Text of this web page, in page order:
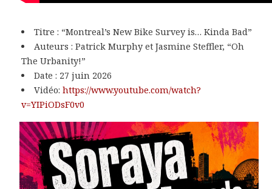
Titre : “Montreal’s New Bike Survey is… Kinda Bad”
Auteurs : Patrick Murphy et Jasmine Steffler, “Oh
The Urbanity!”
Date : 27 juin 2026
Vidéo: https://www.youtube.com/watch?
v=YIPiODsF0v0